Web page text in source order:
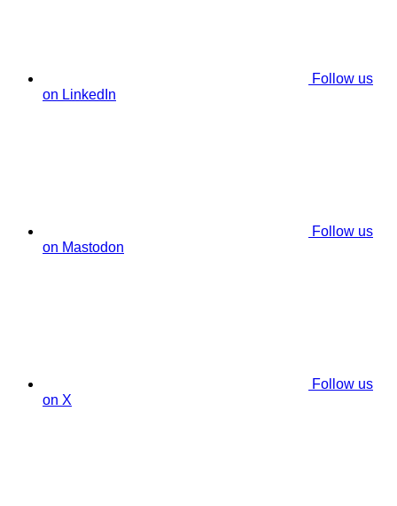
Follow us
on LinkedIn
Follow us
on Mastodon
Follow us
on X